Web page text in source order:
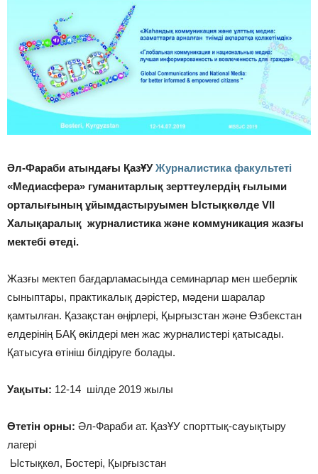
Әл-Фараби атындағы ҚазҰУЖурналистика факультеті
«Медиасфера» гуманитарлық зерттеулердің ғылыми
орталығының ұйымдастыруымен Ыстықкөлде VII
Халықаралық журналистика және коммуникация жазғы
мектебі өтеді.
Жазғы мектеп бағдарламасында семинарлар мен шеберлік
сыныптары, практикалық дәрістер, мәдени шаралар
қамтылған. Қазақстан өңірлері, Қырғызстан және Өзбекстан
елдерінің БАҚ өкілдері мен жас журналистері қатысады.
Қатысуға өтініш білдіруге болады.
Уақыты: 12-14 шілде 2019 жылы
Өтетін орны: Әл-Фараби ат. ҚазҰУ спорттық-сауықтыру
лагері
Ыстықкөл, Бостері, Қырғызстан